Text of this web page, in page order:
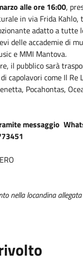
alle ore 16:00,
in via Frida Kahlo,
adatto a tutte
delle accademie di
e MMI Mantova.
il pubblico sarà
capolavori come Il Re
Pocahontas,
messaggio
nella locandina allegata